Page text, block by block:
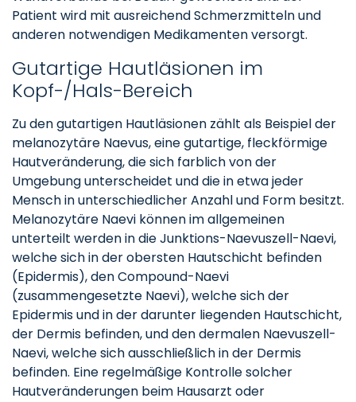
Patient wird mit ausreichend Schmerzmitteln und
anderen notwendigen Medikamenten versorgt.
Gutartige Hautläsionen im
Kopf-/Hals-Bereich
Zu den gutartigen Hautläsionen zählt als Beispiel der
melanozytäre Naevus, eine gutartige, fleckförmige
Hautveränderung, die sich farblich von der
Umgebung unterscheidet und die in etwa jeder
Mensch in unterschiedlicher Anzahl und Form besitzt.
Melanozytäre Naevi können im allgemeinen
unterteilt werden in die Junktions-Naevuszell-Naevi,
welche sich in der obersten Hautschicht befinden
(Epidermis), den Compound-Naevi
(zusammengesetzte Naevi), welche sich der
Epidermis und in der darunter liegenden Hautschicht,
der Dermis befinden, und den dermalen Naevuszell-
Naevi, welche sich ausschließlich in der Dermis
befinden. Eine regelmäßige Kontrolle solcher
Hautveränderungen beim Hausarzt oder